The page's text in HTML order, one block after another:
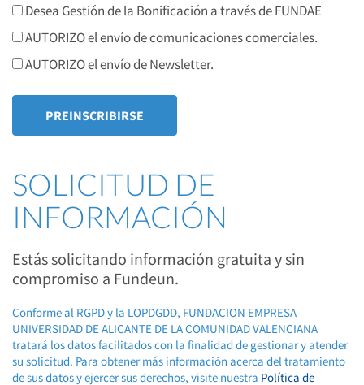
Desea Gestión de la Bonificación a través de FUNDAE
AUTORIZO el envío de comunicaciones comerciales.
AUTORIZO el envío de Newsletter.
SOLICITUD DE
INFORMACIÓN
Estás solicitando información gratuita y sin
compromiso a Fundeun.
Conforme al RGPD y la LOPDGDD, FUNDACION EMPRESA
UNIVERSIDAD DE ALICANTE DE LA COMUNIDAD VALENCIANA
tratará los datos facilitados con la finalidad de gestionar y atender
su solicitud. Para obtener más información acerca del tratamiento
de sus datos y ejercer sus derechos, visite nuestra Política de